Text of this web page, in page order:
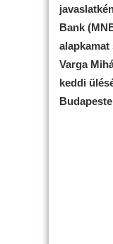
Bank
Varga
keddi